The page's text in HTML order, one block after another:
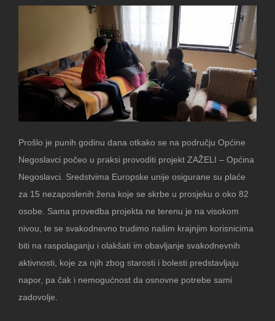
Prošlo je punih godinu dana otkako se na području Općine
Negoslavci počeo u praksi provoditi projekt ZAŽELI – Općina
Negoslavci. Sredstvima Europske unije osigurane su plaće
za 15 nezaposlenih žena koje se skrbe u prosjeku o oko 82
osobe. Sama provedba projekta ne terenu je na visokom
nivou, te se svakodnevno trudimo našim krajnjim korisnicima
biti na raspolaganju i olakšati im obavljanje svakodnevnih
aktivnosti, koje za njih zbog starosti i bolesti predstavljaju
napor, pa čak i nemogućnost da osnovne potrebe sami
zadovolje.